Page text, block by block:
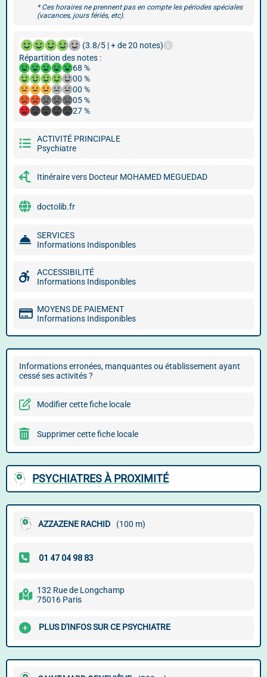
* Ces horaires ne prennent pas en compte les périodes spéciales
(vacances, jours fériés, etc).
(3.8/5 | + de 20 notes)
Répartition des notes :
68 %
00 %
00 %
05 %
27 %
ACTIVITÉ PRINCIPALE
Psychiatre
Itinéraire vers Docteur MOHAMED MEGUEDAD
doctolib.fr
SERVICES
Informations Indisponibles
ACCESSIBILITÉ
Informations Indisponibles
MOYENS DE PAIEMENT
Informations Indisponibles
Informations erronées, manquantes ou établissement ayant
cessé ses activités ?
Modifier cette fiche locale
Supprimer cette fiche locale
PSYCHIATRES À PROXIMITÉ
AZZAZENE RACHID (100 m)
132 Rue de Longchamp
75016 Paris
PLUS D'INFOS SUR CE PSYCHIATRE